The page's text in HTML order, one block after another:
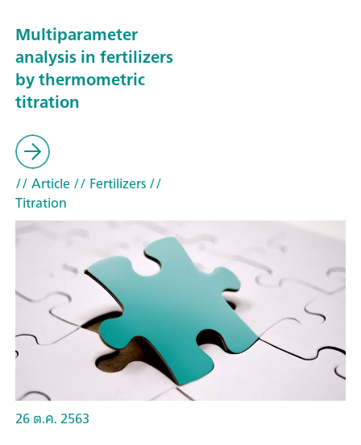
Multiparameter
analysis in fertilizers
by thermometric
titration
// Article// Fertilizers//
Titration
26 ต.ค. 2563